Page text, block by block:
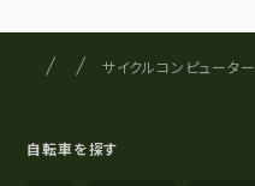
サイト内の現在地
サイクルショップナカゴヤ
サイクルコンピューター
自転車を探す